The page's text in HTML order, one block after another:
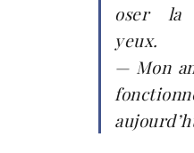
oser la
yeux.
— Mon